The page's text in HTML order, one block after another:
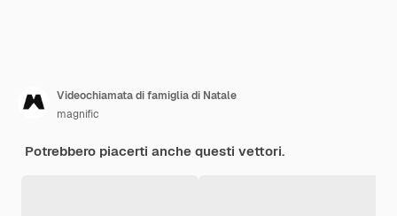
Videochiamata di famiglia di Natale
magnific
Potrebbero piacerti anche questi vettori.